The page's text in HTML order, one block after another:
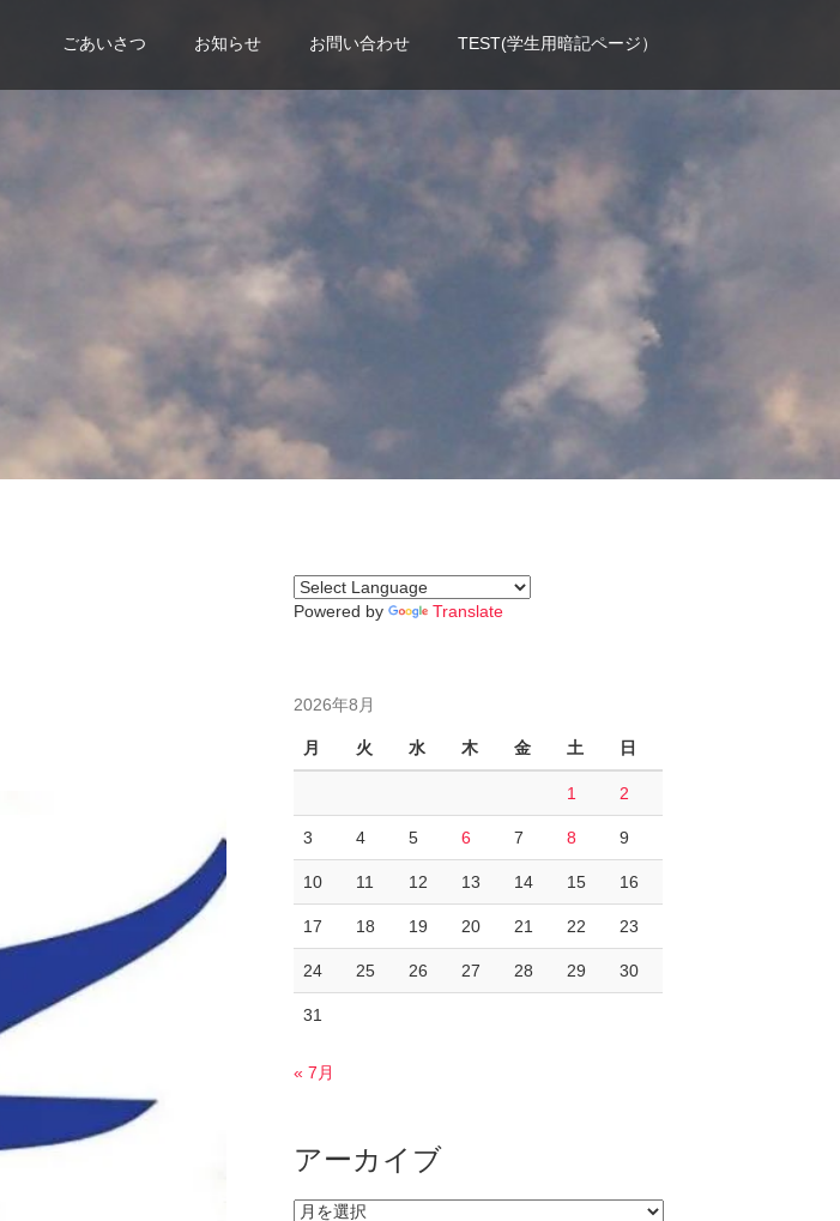
ごあいさつ お知らせ お問い合わせ TEST(学生用暗記ページ）
Powered by Translate
2026年8月
月 火 水 木 金 土 日
1 2
3 4 5 6 7 8 9
10 11 12 13 14 15 16
17 18 19 20 21 22 23
24 25 26 27 28 29 30
31
« 7月
アーカイブ
ア